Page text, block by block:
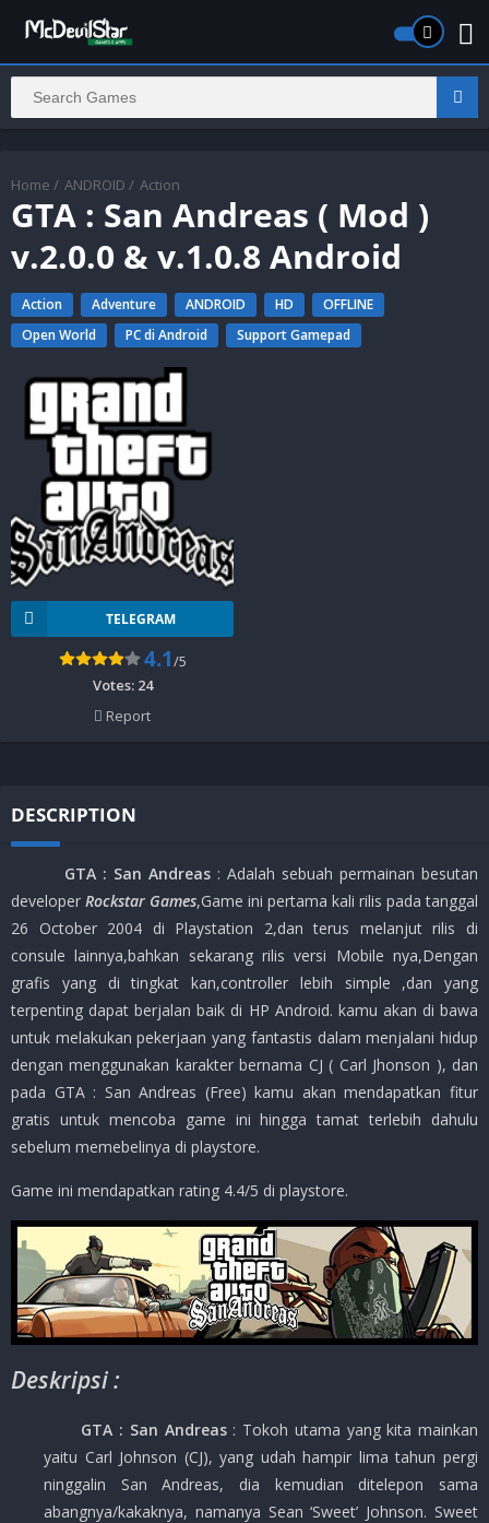
Home / ANDROID / Action
GTA : San Andreas ( Mod )
v.2.0.0 & v.1.0.8 Android
Action Adventure ANDROID HD
OFFLINE
Open World
PC di Android Support Gamepad
TELEGRAM
4.1/5
Votes: 24
Report
DESCRIPTION
GTA : San Andreas : Adalah sebuah permainan besutan
developer Rockstar Games,Game ini pertama kali rilis pada tanggal
26 October 2004 di Playstation 2,dan terus melanjut rilis di
consule lainnya,bahkan sekarang rilis versi Mobile nya,Dengan
grafis yang di tingkat kan,controller lebih simple ,dan yang
terpenting dapat berjalan baik di HP Android. kamu akan di bawa
untuk melakukan pekerjaan yang fantastis dalam menjalani hidup
dengan menggunakan karakter bernama CJ ( Carl Jhonson ), dan
pada GTA : San Andreas (Free) kamu akan mendapatkan fitur
gratis untuk mencoba game ini hingga tamat terlebih dahulu
sebelum memebelinya di playstore.
Game ini mendapatkan rating 4.4/5 di playstore.
Deskripsi :
GTA : San Andreas : Tokoh utama yang kita mainkan
yaitu Carl Johnson (CJ), yang udah hampir lima tahun pergi
ninggalin San Andreas, dia kemudian ditelepon sama
abangnya/kakaknya, namanya Sean ‘Sweet’ Johnson. Sweet